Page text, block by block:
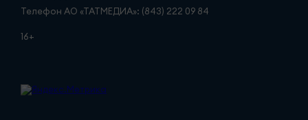
Телефон АО «ТАТМЕДИА»: (843) 222 09 84
16+